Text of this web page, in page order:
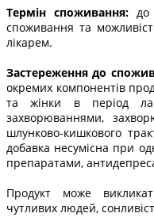
Термін споживання:до
споживання та
лікарем.
Застереження до
окремих компонентів
та жінки в період
захворюваннями,
шлунково-кишкового
добавка несумісна при
препаратами,
Продукт може
чутливих людей,